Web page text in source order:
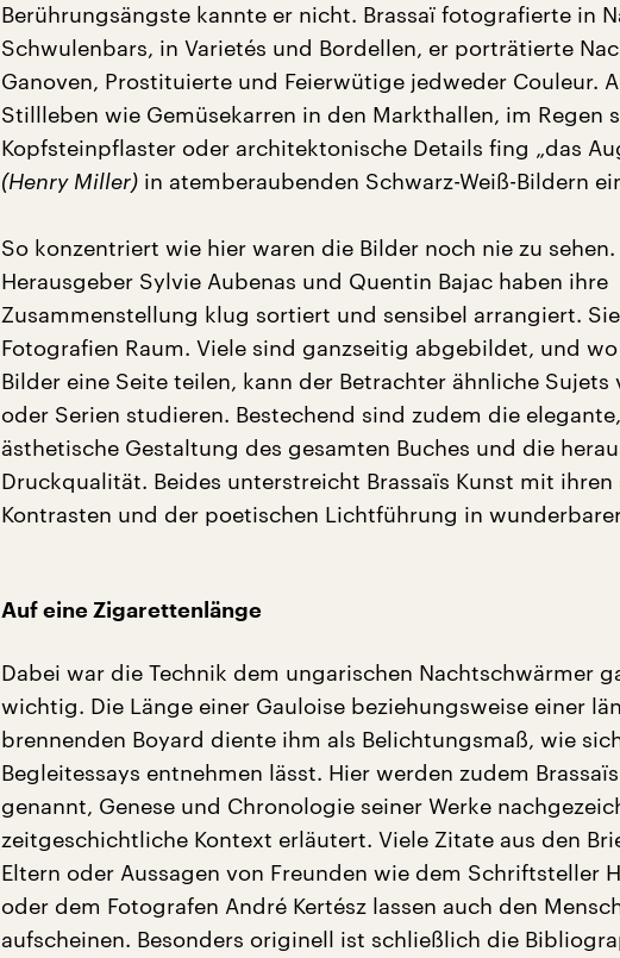
Berührungsängste kannte er nicht. Brassaï fotografierte in
Schwulenbars, in Varietés und Bordellen, er porträtierte
Ganoven, Prostituierte und Feierwütige jedweder Couleur.
Stillleben wie Gemüsekarren in den Markthallen, im Regen
Kopfsteinpflaster oder architektonische Details fing „das
(Henry Miller) in atemberaubenden Schwarz-Weiß-Bildern
So konzentriert wie hier waren die Bilder noch nie zu sehen.
Herausgeber Sylvie Aubenas und Quentin Bajac haben ihre
Zusammenstellung klug sortiert und sensibel arrangiert.
Fotografien Raum. Viele sind ganzseitig abgebildet, und
Bilder eine Seite teilen, kann der Betrachter ähnliche Sujets
oder Serien studieren. Bestechend sind zudem die
ästhetische Gestaltung des gesamten Buches und die
Druckqualität. Beides unterstreicht Brassaïs Kunst mit ihren
Kontrasten und der poetischen Lichtführung in
Auf eine Zigarettenlänge
Dabei war die Technik dem ungarischen Nachtschwärmer
wichtig. Die Länge einer Gauloise beziehungsweise einer
brennenden Boyard diente ihm als Belichtungsmaß, wie
Begleitessays entnehmen lässt. Hier werden zudem
genannt, Genese und Chronologie seiner Werke
zeitgeschichtliche Kontext erläutert. Viele Zitate aus den
Eltern oder Aussagen von Freunden wie dem Schriftsteller
oder dem Fotografen André Kertész lassen auch den
aufscheinen. Besonders originell ist schließlich die